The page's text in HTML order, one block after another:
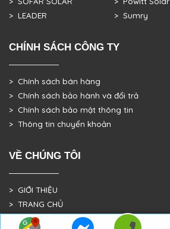
> LEADER
> Sumry
CHÍNH SÁCH CÔNG TY
> Chính sách bán hàng
> Chính sách bảo hành và đổi trả
> Chính sách bảo mật thông tin
> Thông tin chuyển khoản
VỀ CHÚNG TÔI
> GIỚI THIỆU
> TRANG CHỦ
> DỰ ÁN THỰC TẾ